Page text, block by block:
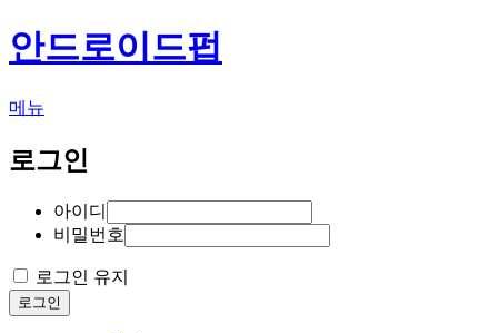
안드로이드펍
메뉴
로그인
아이디
비밀번호
로그인 유지
로그인